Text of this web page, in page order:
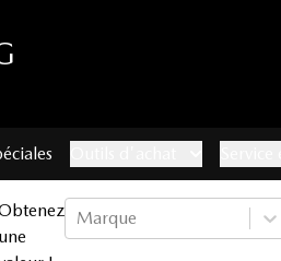
une
Marque